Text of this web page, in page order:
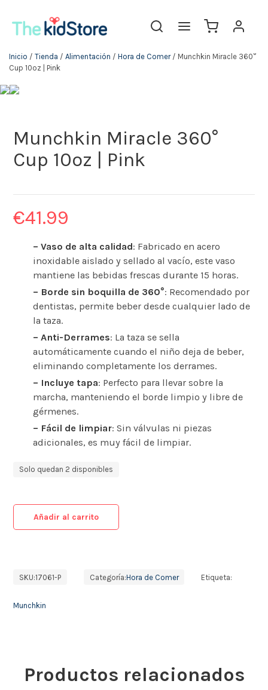
Inicio / Tienda / Alimentación / Hora de Comer/ Munchkin Miracle 360°
Cup 10oz | Pink
Munchkin Miracle 360°
Cup 10oz | Pink
€41.99
– Vaso de alta calidad: Fabricado en acero
inoxidable aislado y sellado al vacío, este vaso
mantiene las bebidas frescas durante 15 horas.
– Borde sin boquilla de 360°: Recomendado por
dentistas, permite beber desde cualquier lado de
la taza.
– Anti-Derrames: La taza se sella
automáticamente cuando el niño deja de beber,
eliminando completamente los derrames.
– Incluye tapa: Perfecto para llevar sobre la
marcha, manteniendo el borde limpio y libre de
gérmenes.
– Fácil de limpiar: Sin válvulas ni piezas
adicionales, es muy fácil de limpiar.
Solo quedan 2 disponibles
Añadir al carrito
SKU:17061-P Categoría:Hora de Comer Etiqueta:
Munchkin
Productos relacionados